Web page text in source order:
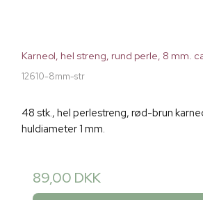
Karneol, hel streng, rund perle, 8 mm.
12610-8mm-str
48 stk., hel perlestreng, rød-brun
huldiameter 1 mm.
89,00 DKK